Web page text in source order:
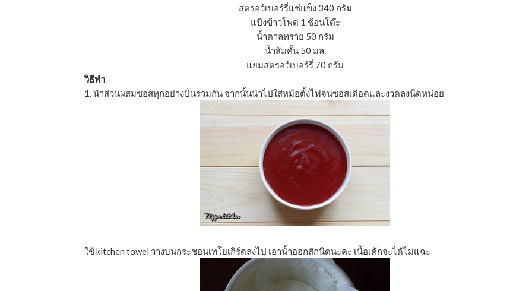
สตรอว์เบอร์รี่แช่แข็ง 340 กรัม
แป้งข้าวโพด 1 ช้อนโต๊ะ
นํ้าตาลทราย 50 กรัม
นํ้าส้มคั้น 50 มล.
แยมสตรอว์เบอร์รี่ 70 กรัม
วิธีทำ
1. นำส่วนผสมซอสทุกอย่างปั่นรวมกัน จากนั้นนำไปใส่หม้อตั้งไฟจนซอสเดือดและงวดลงนิดหน่อย
ใช้ kitchen towel วางบนกระชอนเทโยเกิร์ตลงไป เอานํ้าออกสักนิดนะคะ เนื้อเค้กจะได้ไม่แฉะ